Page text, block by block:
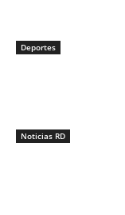
Deportes
Noticias RD